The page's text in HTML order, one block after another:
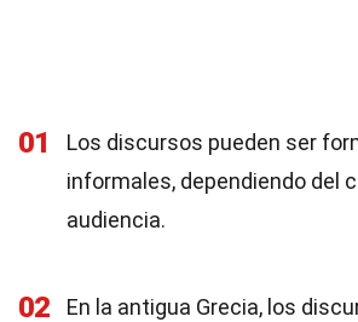
01
Los discursos pueden ser
informales, dependiendo del
audiencia.
02
En la antigua Grecia, los